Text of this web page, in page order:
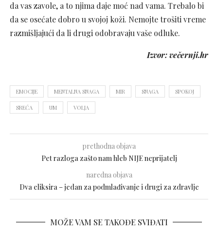
da vas zavole, a to njima daje moć nad vama. Trebalo bi
da se osećate dobro u svojoj koži. Nemojte trošiti vreme
razmišljajući da li drugi odobravaju vaše odluke.
Izvor: večernji.hr
EMOCIJE MENTALNA SNAGA MIR SNAGA SPOKOJ
SREĆA UM VOLJA
prethodna objava
Pet razloga zašto nam hleb NIJE neprijatelj
naredna objava
Dva eliksira – jedan za podmlađivanje i drugi za zdravlje
MOŽE VAM SE TAKOĐE SVIĐATI